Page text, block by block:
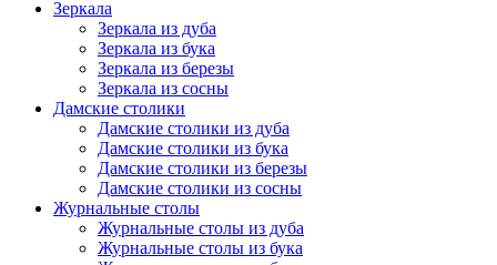
Зеркала
Зеркала из дуба
Зеркала из бука
Зеркала из березы
Зеркала из сосны
Дамские столики
Дамские столики из дуба
Дамские столики из бука
Дамские столики из березы
Дамские столики из сосны
Журнальные столы
Журнальные столы из дуба
Журнальные столы из бука